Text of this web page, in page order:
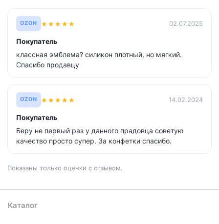
OZON ★★★★★ 02.07.2025
Покупатель
классная эмблема? силикон плотный, но мягкий.
Спасибо продавцу
OZON ★★★★★ 14.02.2024
Покупатель
Беру не первый раз у данного прадовца советую
качество просто супер. За конфетки спасибо.
Показаны только оценки с отзывом.
Каталог